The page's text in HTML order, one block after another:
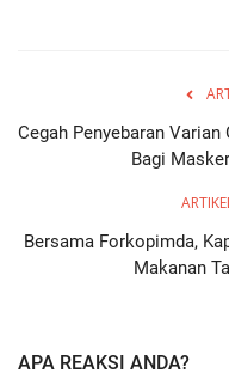
Cegah Penyebaran
Bagi
Bersama Forkopimda,
Makanan
APA REAKSI ANDA?